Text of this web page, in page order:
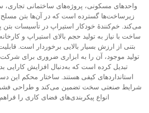
واحدهای مسکونی، پروژه‌های ساختمانی
زیرساخت‌ها گسترده است که در آن‌ها بتن
می‌کند. خم‌کنندهٔ خودکار استیراپ در تأسیسات
ساخت با نیاز به تولید حجم بالای استیراپ و
بتنی از ارزش بسیار بالایی برخوردار است.
تولید موجود، آن را به ابزاری ضروری برای
تبدیل کرده است که به‌دنبال افزایش کارایی
استانداردهای کیفی هستند. ساختار محکم این
شرایط صنعتی سخت تضمین می‌کند و طراحی
انواع پیکربندی‌های فضای کاری را